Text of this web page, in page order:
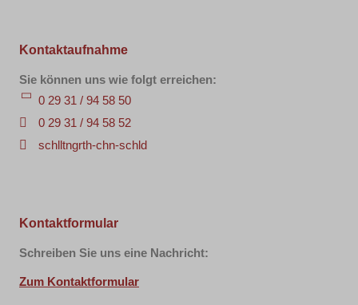
Kontaktaufnahme
Sie können uns wie folgt erreichen:
0 29 31 / 94 58 50
0 29 31 / 94 58 52
sch tngrth-chn-schd
Kontaktformular
Schreiben Sie uns eine Nachricht:
Zum Kontaktformular